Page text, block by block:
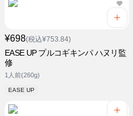
¥698(税込¥753.84)
EASE UP プルコギキンパ ハヌリ監
修
1人前(260g)
EASE UP